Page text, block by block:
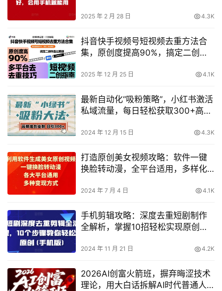
2025 年 2 月 28 日 4.3K
抖音快手视频号短视频去重方法合
集，原创度提高90%，搞定二创作
2025 年 12 月 25 日 4.1K
最新自动化“吸粉策略”，小红书激活
私域流量，每日轻松获取300+高质
2024 年 12 月 15 日 4.3K
打造原创美女视频攻略：软件一键
换脸转动漫，全平台适用，多样化
2024 年 7 月 4 日 4.1K
手机剪辑攻略：深度去重短剧制作
全解析，掌握10招轻松实现原创检
2024 年 11 月 21 日 4.2K
2026AI创富火箭班，摒弃晦涩技术
理论，用大白话拆解AI时代普通人